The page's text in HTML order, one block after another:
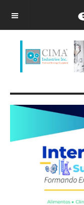
OFF CANVAS